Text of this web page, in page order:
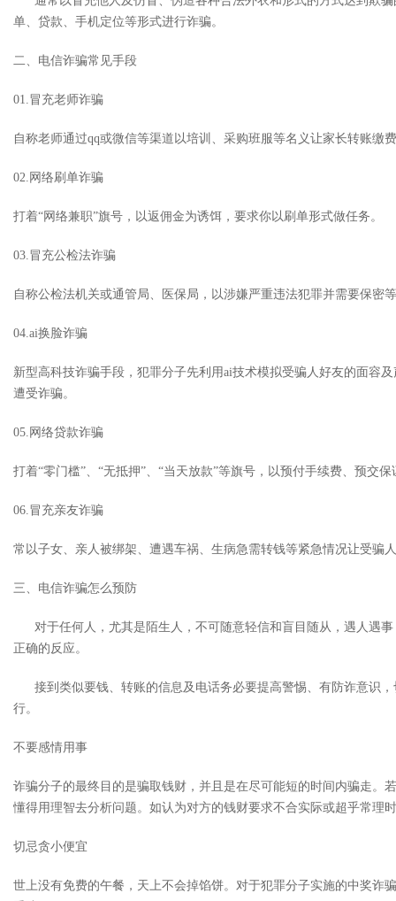
单、贷款、手机定位等形式进行诈骗。
二、电信诈骗常见手段
01.冒充老师诈骗
自称老师通过qq或微信等渠道以培训、采购班服等名义让家长转账缴
02.网络刷单诈骗
打着“网络兼职”旗号，以返佣金为诱饵，要求你以刷单形式做任务。
03.冒充公检法诈骗
自称公检法机关或通管局、医保局，以涉嫌严重违法犯罪并需要保密
04.ai换脸诈骗
新型高科技诈骗手段，犯罪分子先利用ai技术模拟受骗人好友的面容
遭受诈骗。
05.网络贷款诈骗
打着“零门槛”、“无抵押”、“当天放款”等旗号，以预付手续费、预交
06.冒充亲友诈骗
常以子女、亲人被绑架、遭遇车祸、生病急需转钱等紧急情况让受骗
三、电信诈骗怎么预防
对于任何人，尤其是陌生人，不可随意轻信和盲目随从，遇人遇事
正确的反应。
接到类似要钱、转账的信息及电话务必要提高警惕、有防诈意识，
行。
不要感情用事
诈骗分子的最终目的是骗取钱财，并且是在尽可能短的时间内骗走。
懂得用理智去分析问题。如认为对方的钱财要求不合实际或超乎常理
切忌贪小便宜
世上没有免费的午餐，天上不会掉馅饼。对于犯罪分子实施的中奖诈